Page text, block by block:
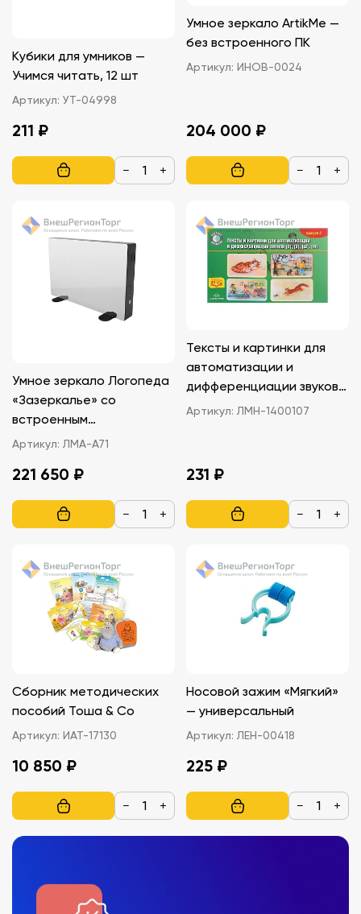
Кубики для умников —
Учимся читать, 12 шт
Артикул: УТ-04998
211 ₽
− +
Умное зеркало ArtikMe —
без встроенного ПК
Артикул: ИНОВ-0024
204 000 ₽
− +
Умное зеркало Логопеда
«Зазеркалье» со
встроенным
компьютером
Артикул: ЛМА-А71
221 650 ₽
− +
Тексты и картинки для
автоматизации и
дифференциации звуков
С, З, Ш, Ж (вып.2)
Артикул: ЛМН-1400107
231 ₽
− +
Сборник методических
пособий Тоша & Co
Артикул: ИАТ-17130
10 850 ₽
− +
Носовой зажим «Мягкий»
— универсальный
Артикул: ЛЕН-00418
225 ₽
− +